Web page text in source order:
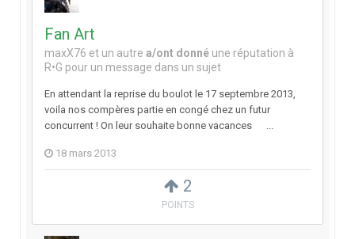
2
POINTS
Fan Art
maxX76 et un autre a/ont donné une réputation à
R•G pour un message dans un sujet
En attendant la reprise du boulot le 17 septembre 2013,
voila nos compères partie en congé chez un futur
concurrent ! On leur souhaite bonne vacances ...
18 mars 2013